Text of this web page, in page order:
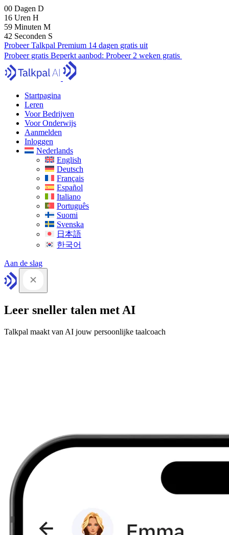
00 Dagen D
16 Uren H
59 Minuten M
41 Seconden S
Probeer Talkpal Premium 14 dagen gratis uit
Probeer gratis Beperkt aanbod: Probeer 2 weken gratis
Startpagina
Leren
Voor Bedrijven
Voor Onderwijs
Aanmelden
Inloggen
Nederlands
English
Deutsch
Français
Español
Italiano
Português
Suomi
Svenska
日本語
한국어
Aan de slag
Leer sneller talen met AI
Talkpal maakt van AI jouw persoonlijke taalcoach